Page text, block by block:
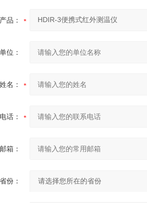
产品：
位：
名：
话：
箱：
省份：